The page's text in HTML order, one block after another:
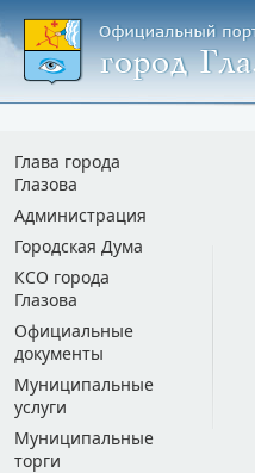
Глава города
Глазова
Администрация
Городская Дума
КСО города
Глазова
Официальные
документы
Муниципальные
услуги
Муниципальные
торги